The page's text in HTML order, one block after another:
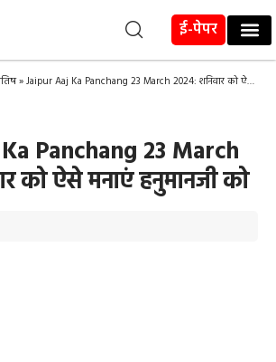
ई-पेपर
»Jaipur Aaj Ka Panchang 23 March 2024: शनिवार को ऐसे मनाएं हनुमानजी को
Panchang 23 March
को ऐसे मनाएं हनुमानजी को